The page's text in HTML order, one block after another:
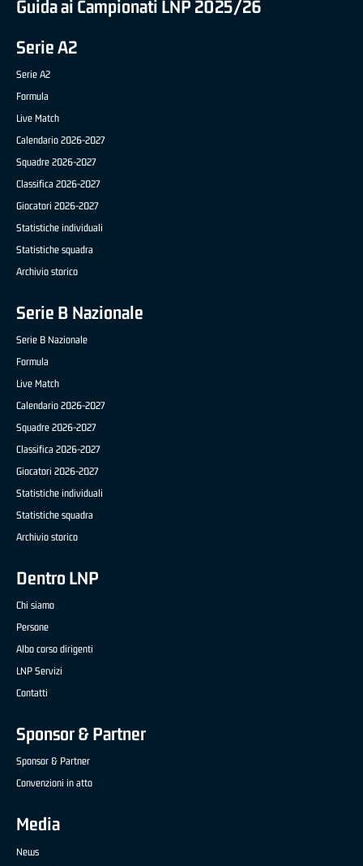
Guida ai Campionati LNP 2025/26
Serie A2
Serie A2
Formula
Live Match
Calendario 2026-2027
Squadre 2026-2027
Classifica 2026-2027
Giocatori 2026-2027
Statistiche individuali
Statistiche squadra
Archivio storico
Serie B Nazionale
Serie B Nazionale
Formula
Live Match
Calendario 2026-2027
Squadre 2026-2027
Classifica 2026-2027
Giocatori 2026-2027
Statistiche individuali
Statistiche squadra
Archivio storico
Dentro LNP
Chi siamo
Persone
Albo corso dirigenti
LNP Servizi
Contatti
Sponsor & Partner
Sponsor & Partner
Convenzioni in atto
Media
News